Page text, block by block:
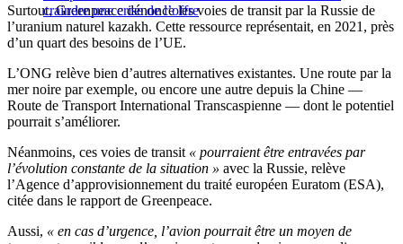
craindre une crise de l’offre
Surtout, Greenpeace dénonce les voies de transit par la Russie de
l’uranium naturel kazakh. Cette ressource représentait, en 2021, près
d’un quart des besoins de l’UE.
L’ONG relève bien d’autres alternatives existantes. Une route par la
mer noire par exemple, ou encore une autre depuis la Chine —
Route de Transport International Transcaspienne — dont le potentiel
pourrait s’améliorer.
Néanmoins, ces voies de transit « pourraient être entravées par
l’évolution constante de la situation » avec la Russie, relève
l’Agence d’approvisionnement du traité européen Euratom (ESA),
citée dans le rapport de Greenpeace.
Aussi, « en cas d’urgence, l’avion pourrait être un moyen de